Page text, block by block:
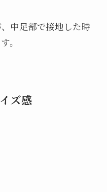
中足部で接地した時
。
ズ感